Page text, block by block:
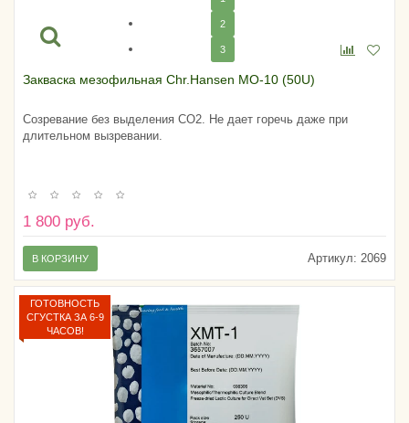
2
3
Закваска мезофильная Chr.Hansen MO-10 (50U)
Созревание без выделения CO2. Не дает горечь даже при
длительном вызревании.
1 800 руб.
Артикул: 2069
В КОРЗИНУ
ГОТОВНОСТЬ
СГУСТКА ЗА 6-9
ЧАСОВ!